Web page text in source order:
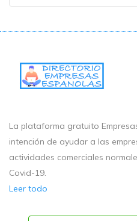
La plataforma gratuito
intención de ayudar a las
actividades comerciales
Covid-19.
Leer todo